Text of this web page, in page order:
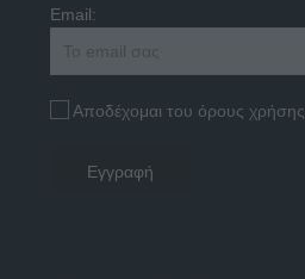
Email:
Αποδέχομαι του όρους χρήσης